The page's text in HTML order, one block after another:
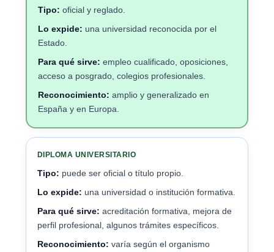
Tipo: oficial y reglado.
Lo expide: una universidad reconocida por el
Estado.
Para qué sirve: empleo cualificado, oposiciones,
acceso a posgrado, colegios profesionales.
Reconocimiento: amplio y generalizado en
España y en Europa.
DIPLOMA UNIVERSITARIO
Tipo: puede ser oficial o título propio.
Lo expide: una universidad o institución formativa.
Para qué sirve: acreditación formativa, mejora de
perfil profesional, algunos trámites específicos.
Reconocimiento: varía según el organismo